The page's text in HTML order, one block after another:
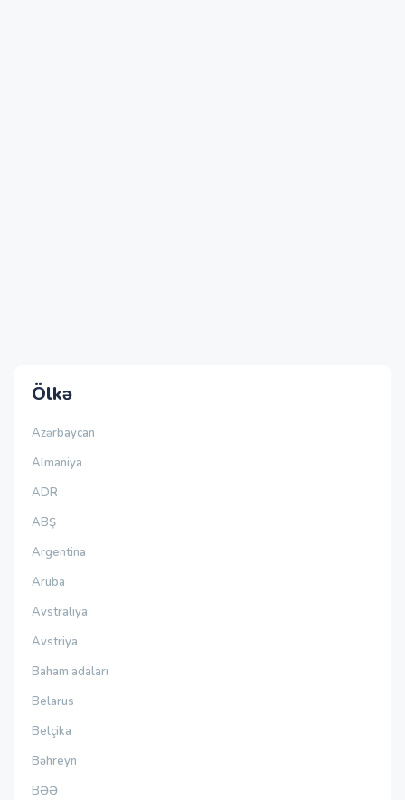
Ölkə
Azərbaycan
Almaniya
ADR
ABŞ
Argentina
Aruba
Avstraliya
Avstriya
Baham adaları
Belarus
Belçika
Bəhreyn
BƏƏ